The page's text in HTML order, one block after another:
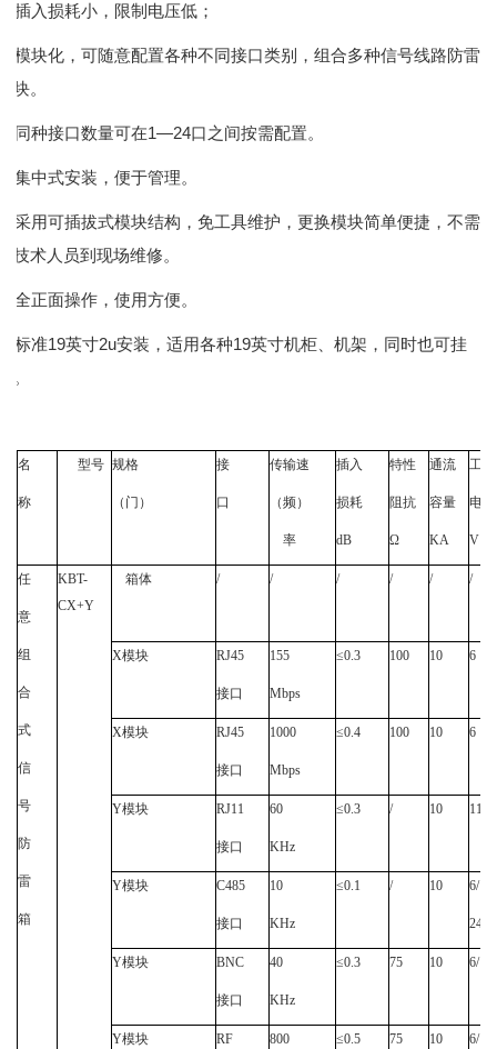
插入损耗小，限制电压低；
模块化，可随意配置各种不同接口类别，组合多种信号线路防雷
块。
同种接口数量可在1—24口之间按需配置。
集中式安装，便于管理。
采用可插拔式模块结构，免工具维护，更换模块简单便捷，不需
技术人员到现场维修。
全正面操作，使用方便。
标准19英寸2u安装，适用各种19英寸机柜、机架，同时也可挂
。
名
称
型号 规格
（门）
接
口
传输速
（频）
率
插入
损耗
dB
特性
阻抗
Ω
通流
容量
KA
工作
电压
V
任
意
组
合
式
信
号
防
雷
箱
KBT-
CX+Y
箱体 / / / / / /
X模块 RJ45
接口
155
Mbps
≤0.3 100 10 6
X模块 RJ45
接口
1000
Mbps
≤0.4 100 10 6
Y模块 RJ11
接口
60
KHz
≤0.3 / 10 110
Y模块 C485
接口
10
KHz
≤0.1 / 10 6/12/
24/
Y模块 BNC
接口
40
KHz
≤0.3 75 10 6/12
Y模块 RF 800 ≤0.5 75 10 6/12